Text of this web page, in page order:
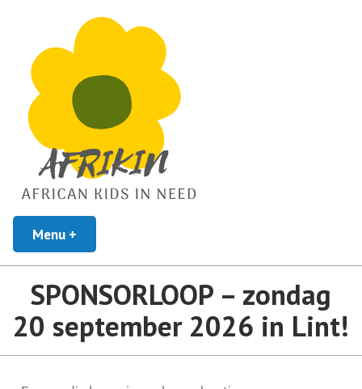
Afrikin
Menu +
SPONSORLOOP – zondag
20 september 2026 in Lint!